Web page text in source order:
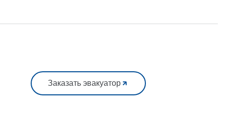
Заказать эвакуатор